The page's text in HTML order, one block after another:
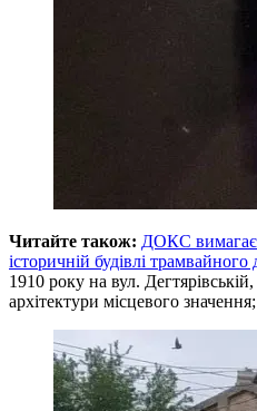
Читайте також: ДОКС вимагає
історичній будівлі трамвайного
1910 року на вул.
архітектури місцевого значення;